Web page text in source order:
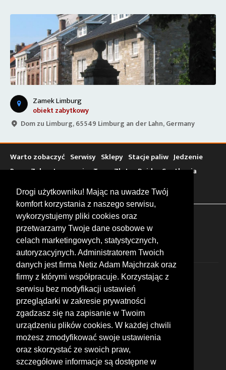
Drogi użytkowniku! Mając na uwadze Twój
komfort korzystania z naszego serwisu,
wykorzystujemy pliki cookies oraz
przetwarzamy Twoje dane osobowe w
celach marketingowych, statystycznych,
autoryzacyjnych. Administratorem Twoich
danych jest firma Netiz Adam Majchrzak oraz
firmy z którymi współpracuje. Korzystając z
serwisu bez modyfikacji ustawień
przeglądarki w zakresie prywatności
zgadzasz się na zapisanie w Twoim
urządzeniu plików cookies. W każdej chwili
możesz zmodyfikować swoje ustawienia
oraz skorzystać ze swoich praw,
szczegółowe informacje są dostępne w
Zamek Limburg
obiekt zabytkowy
Dom zu Limburg, 65549 Limburg an der Lahn, Germany
Warto zobaczyć Serwisy Sklepy Stacje paliw Jedzenie
Bary Zakwaterowanie Tory Zloty Rajdy Spotkania
Targi
Giełdy Szkolenia
FOLLOW US
© 2026 by MotoWhizzer.com
All rights reserved.
KONTAKT
ul. Chopina 16, I piętro
47-400 Racibórz